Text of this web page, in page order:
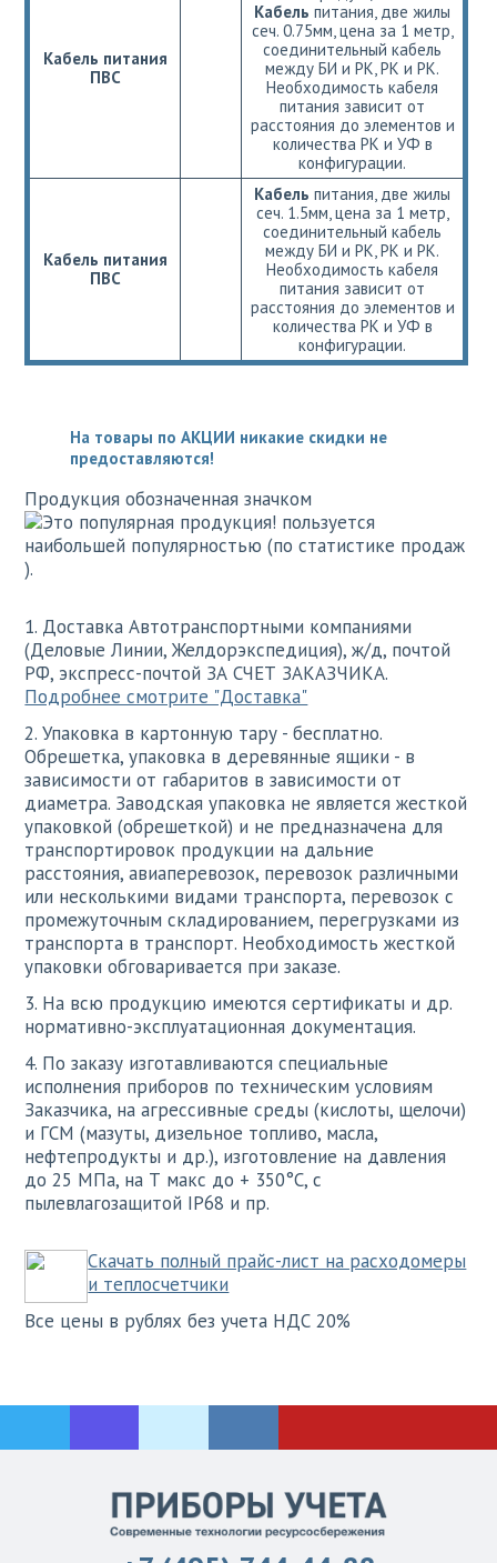
Кабель питания
ПВС
Кабель питания, две жилы
сеч. 0.75мм, цена за 1 метр,
соединительный кабель
между БИ и РК, РК и РК.
Необходимость кабеля
питания зависит от
расстояния до элементов и
количества РК и УФ в
конфигурации.
Кабель питания
ПВС
Кабель питания, две жилы
сеч. 1.5мм, цена за 1 метр,
соединительный кабель
между БИ и РК, РК и РК.
Необходимость кабеля
питания зависит от
расстояния до элементов и
количества РК и УФ в
конфигурации.
На товары по АКЦИИ никакие скидки не
предоставляются!
Продукция обозначенная значком
пользуется
наибольшей популярностью (по статистике продаж
).
1. Доставка Автотранспортными компаниями
(Деловые Линии, Желдорэкспедиция), ж/д, почтой
РФ, экспресс-почтой ЗА СЧЕТ ЗАКАЗЧИКА.
Подробнее смотрите "Доставка"
2. Упаковка в картонную тару - бесплатно.
Обрешетка, упаковка в деревянные ящики - в
зависимости от габаритов в зависимости от
диаметра. Заводская упаковка не является жесткой
упаковкой (обрешеткой) и не предназначена для
транспортировок продукции на дальние
расстояния, авиаперевозок, перевозок различными
или несколькими видами транспорта, перевозок с
промежуточным складированием, перегрузками из
транспорта в транспорт. Необходимость жесткой
упаковки обговаривается при заказе.
3. На всю продукцию имеются сертификаты и др.
нормативно-эксплуатационная документация.
4. По заказу изготавливаются специальные
исполнения приборов по техническим условиям
Заказчика, на агрессивные среды (кислоты, щелочи)
и ГСМ (мазуты, дизельное топливо, масла,
нефтепродукты и др.), изготовление на давления
до 25 МПа, на Т макс до + 350°С, с
пылевлагозащитой IP68 и пр.
Скачать полный прайс-лист на расходомеры
и теплосчетчики
Все цены в рублях без учета НДС 20%